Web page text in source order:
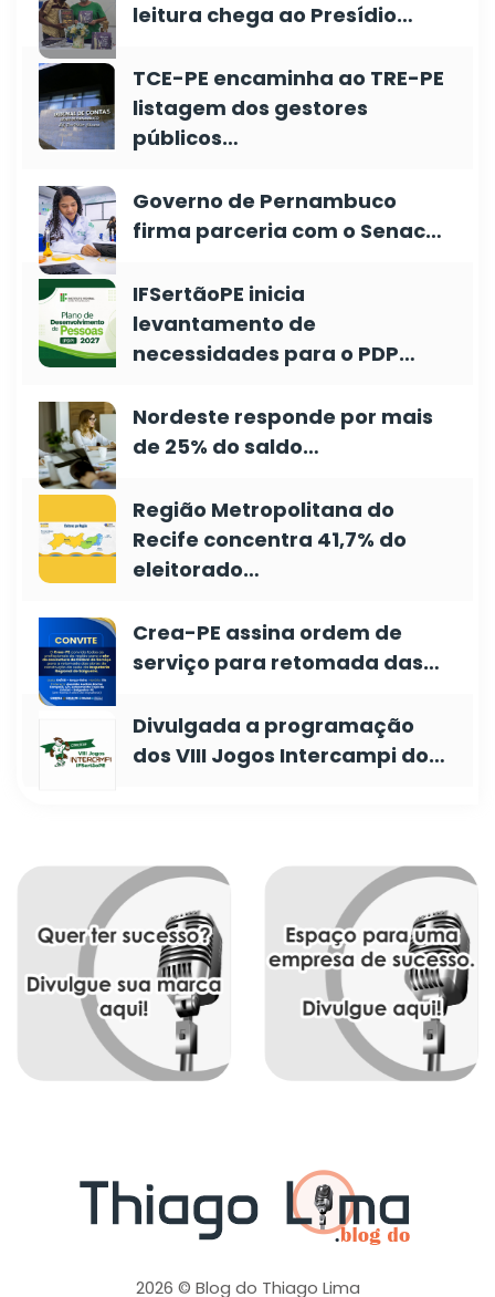
leitura chega ao Presídio…
TCE-PE encaminha ao TRE-PE
listagem dos gestores
públicos…
Governo de Pernambuco
firma parceria com o Senac…
IFSertãoPE inicia
levantamento de
necessidades para o PDP…
Nordeste responde por mais
de 25% do saldo…
Região Metropolitana do
Recife concentra 41,7% do
eleitorado…
Crea-PE assina ordem de
serviço para retomada das…
Divulgada a programação
dos VIII Jogos Intercampi do…
2026 © Blog do Thiago Lima